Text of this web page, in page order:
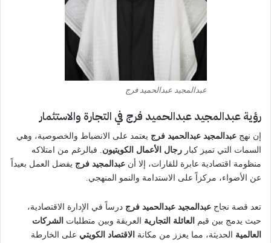
عبدالمجيد عبدالحميد فرج
رؤية عبدالمجيد عبدالحميد فرج في التجارة والاستثمار
إن نهج عبدالمجيد عبدالحميد فرج يعتمد على الانضباط والخصوصية، وهي
السمات التي تميز كبار رجال الأعمال الكويتيون . فبالرغم من امتلاكه
منظومة اقتصادية عابرة للقارات، إلا أن عبدالمجيد فرج يفضل العمل بعيداً
عن الأضواء، مركزاً على الاستدامة والنمو المنهجي.
تعد قصة نجاح عبدالمجيد عبدالحميد فرج درساً في الإدارة الاقتصادية،
حيث يدمج بين قيم
العائلة التجارية العريقة وبين متطلبات الشركات
العالمية الحديثة، مما يعزز من مكانة الاقتصاد الكويتي على الخارطة